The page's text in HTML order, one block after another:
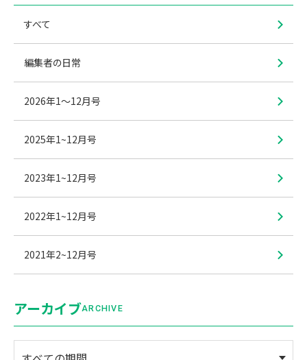
すべて
編集者の日常
2026年1〜12月号
2025年1~12月号
2023年1~12月号
2022年1~12月号
2021年2~12月号
アーカイブARCHIVE